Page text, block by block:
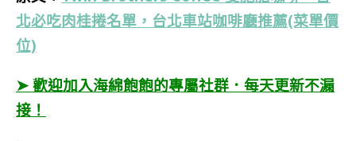
北必吃肉桂捲名單，台北車站咖啡廳推薦(菜單價
位)
➤ 歡迎加入海綿飽飽的專屬社群．每天更新不漏
接！